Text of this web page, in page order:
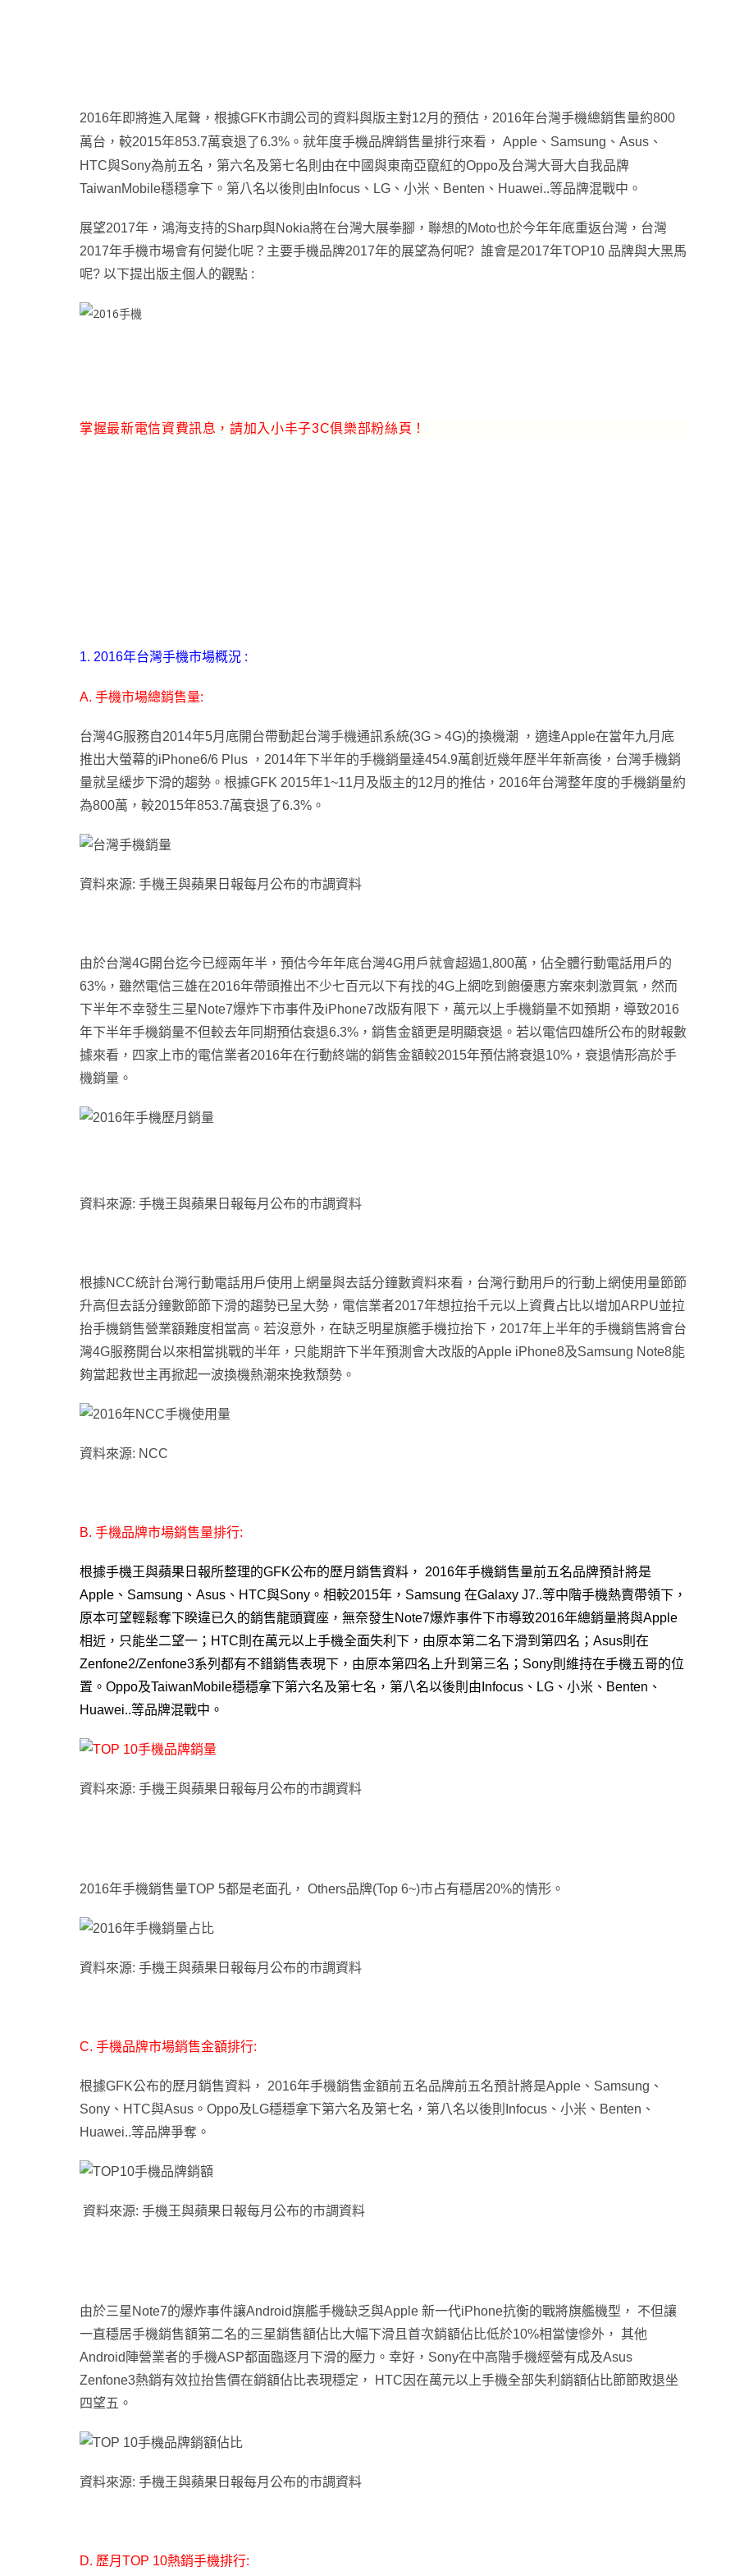
2016年即將進入尾聲，根據GFK市調公司的資料與版主對12月的預估，2016年台灣手機總銷售量約800
萬台，較2015年853.7萬衰退了6.3%。就年度手機品牌銷售量排行來看， Apple、Samsung、Asus、
HTC與Sony為前五名 ， 第六名及第七名則由在中國與東南亞竄紅的Oppo及台灣大哥大自我品牌
TaiwanMobile穩穩拿下 。 第八名以後則由Infocus、LG、小米、Benten、Huawei..等品牌混戰中。
展望2017年，鴻海支持的Sharp與Nokia將在台灣大展拳腳，聯想的Moto也於今年年底重返台灣 ， 台灣
2017年手機市場會有何變化呢？主要手機品牌2017年的展望為何呢? 誰會是2017年TOP10 品牌與大黑馬
呢? 以下提出版主個人的觀點 :
掌握最新電信資費訊息，請加入小丰子3C俱樂部粉絲頁！
1. 2016年台灣手機市場概況 :
A. 手機市場總銷售量:
台灣4G服務自2014年5月底開台帶動起台灣手機通訊系統(3G > 4G)的換機潮
，適逢Apple在當年九月底
推出大螢幕的iPhone6/6 Plus ，2014年下半年的手機銷量達454.9萬創近幾年歷半年新高後 ，台灣手機銷
量就呈緩步下滑的趨勢 。 根據GFK 2015年1~11月及版主的12月的推估，2016年台灣整年度的手機銷量約
為800萬，較2015年853.7萬衰退了6.3%。
資料來源: 手機王與蘋果日報每月公布的市調資料
由於台灣4G開台迄今已經兩年半， 預估今年年底台灣4G用戶就會超過1,800萬，佔全體行動電話用戶的
63% ，雖然電信三雄在2016年帶頭推出不少七百元以下有找的4G上網吃到飽優惠方案來刺激買氣 ，然而
下半年不幸發生三星Note7爆炸下市事件及iPhone7改版有限下 ，萬元以上手機銷量不如預期 ，導致2016
年下半年手機銷量不但較去年同期預估衰退6.3% ， 銷售金額更是明顯衰退 。若以電信四雄所公布的財報數
據來看 ，四家上市的電信業者2016年在行動終端的銷售金額較2015年預估將衰退10% ， 衰退情形高於手
機銷量 。
資料來源: 手機王與蘋果日報每月公布的市調資料
根據NCC統計台灣行動電話用戶使用上網量與去話分鐘數資料來看 ，台灣行動用戶的行動上網使用量節節
升高但去話分鐘數節節下滑的趨勢已呈大勢 ，電信業者2017年想拉抬千元以上資費占比以增加ARPU並拉
抬手機銷售營業額難度相當高 。若沒意外 ，在缺乏明星旗艦手機拉抬下 ，2017年上半年的手機銷售將會台
灣4G服務開台以來相當挑戰的半年 ，只能期許下半年預測會大改版的Apple iPhone8及Samsung Note8能
夠當起救世主再掀起一波換機熱潮來挽救頹勢 。
資料來源: NCC
B. 手機品牌市場銷售量排行:
根據手機王與蘋果日報所整理的GFK公布的歷月銷售資料 ，
2016年手機銷售量前五名品牌預計將是
Apple、Samsung、Asus、HTC與Sony。相較2015年，Samsung 在Galaxy J7..等中階手機熱賣帶領下，
原本可望輕鬆奪下睽違已久的銷售龍頭寶座，無奈發生Note7爆炸事件下市導致2016年總銷量將與Apple
相近，只能坐二望一；HTC則在萬元以上手機全面失利下，由原本第二名下滑到第四名；Asus則在
Zenfone2/Zenfone3系列都有不錯銷售表現下，由原本第四名上升到第三名；Sony則維持在手機五哥的位
置。 Oppo及TaiwanMobile穩穩拿下第六名及第七名 ， 第八名以後則由Infocus、LG、小米、Benten、
Huawei..等品牌混戰中。
資料來源: 手機王與蘋果日報每月公布的市調資料
2016年手機銷售量TOP 5都是老面孔 ， Others品牌(Top 6~)市占有穩居20%的情形 。
資料來源: 手機王與蘋果日報每月公布的市調資料
C. 手機品牌市場銷售金額排行:
根據GFK公布的歷月銷售資料 ， 2016年手機銷售金額前五名品牌前五名預計將是Apple、Samsung、
Sony 、 HTC與Asus。 Oppo及LG穩穩拿下第六名及第七名 ， 第八名以後則 Infocus、小米、Benten、
Huawei..等品牌爭奪。
資料來源: 手機王與蘋果日報每月公布的市調資料
由於三星Note7的爆炸事件讓Android旗艦手機缺乏與Apple 新一代iPhone抗衡的戰將旗艦機型 ，
不但讓
一直穩居手機銷售額第二名的三星銷售額佔比大幅下滑且首次銷額佔比低於10%相當悽慘外 ， 其他
Android陣營業者的手機ASP都面臨逐月下滑的壓力 。幸好 ，Sony在中高階手機經營有成及Asus
Zenfone3熱銷有效拉抬售價在銷額佔比表現穩定 ，
HTC因在萬元以上手機全部失利銷額佔比節節敗退坐
四望五 。
資料來源: 手機王與蘋果日報每月公布的市調資料
D. 歷月TOP 10熱銷手機排行: